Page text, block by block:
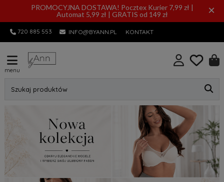
PROMOCYJNA DOSTAWA! Pocztex Kurier 7,99 zł |
Automat 5,99 zł | GRATIS od 149 zł
×
720 885 553 INFO@BYANN.PL KONTAKT
menu
Szukaj produktów